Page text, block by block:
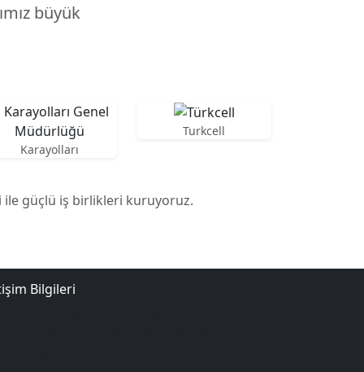
büyük
Karayolları
Turkcell
ile güçlü iş birlikleri kuruyoruz.
Bilgileri